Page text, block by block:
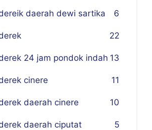
daerah dewi sartika 6
22
24 jam pondok indah 13
cinere 11
daerah cinere 10
daerah ciputat 5